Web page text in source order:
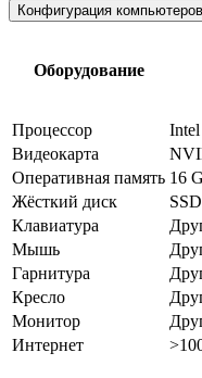
Конфигурация компьютеров
Оборудование
Процессор
Видеокарта
Оперативная память 16
Жёсткий диск
SSD
Клавиатура
Мышь
Гарнитура
Кресло
Монитор
Интернет